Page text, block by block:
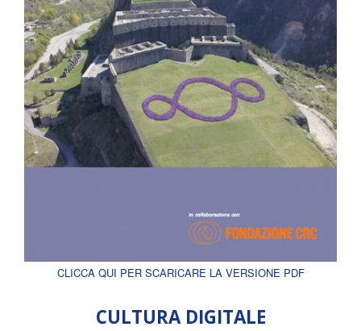
CLICCA QUI PER SCARICARE LA VERSIONE PDF
CULTURA DIGITALE